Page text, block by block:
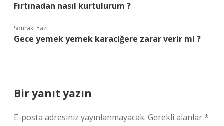
Fırtınadan nasıl kurtulurum ?
Sonraki Yazı
Gece yemek yemek karaciğere zarar verir mi ?
Bir yanıt yazın
E-posta adresiniz yayınlanmayacak. Gerekli alanlar*